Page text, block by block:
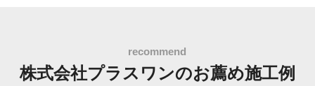
株式会社プラスワンのお薦め施工例